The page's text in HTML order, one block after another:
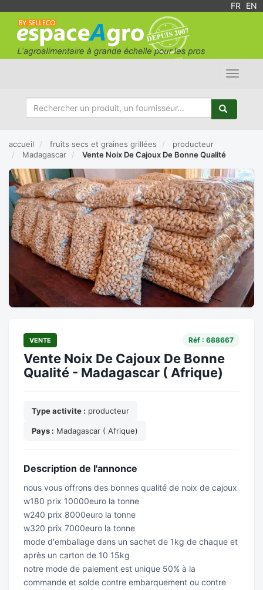
FR EN
Toggle
accueil fruits secs et graines grillées
producteur
Madagascar
Vente Noix De Cajoux De Bonne Qualité
VENTE Réf : 688667
Vente Noix De Cajoux De Bonne
Qualité - Madagascar ( Afrique)
Type activite : producteur
Pays : Madagascar ( Afrique)
Description de l'annonce
nous vous offrons des bonnes qualité de noix de cajoux
w180 prix 10000euro la tonne
w240 prix 8000euro la tonne
w320 prix 7000euro la tonne
mode d'emballage dans un sachet de 1kg de chaque et
après un carton de 10 15kg
notre mode de paiement est unique 50% à la
commande et solde contre embarquement ou contre